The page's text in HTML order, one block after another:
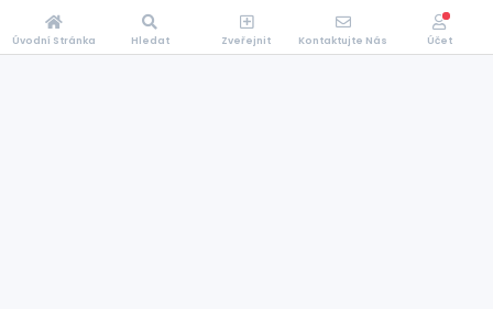
Úvodní Stránka Hledat Zveřejnit Kontaktujte Nás Účet